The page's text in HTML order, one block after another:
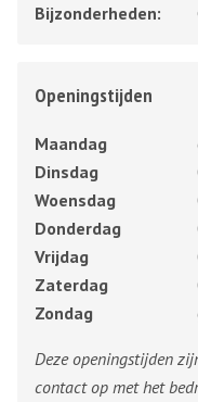
Bijzonderheden:
Openingstijden
Maandag
Dinsdag
Woensdag
Donderdag
Vrijdag
Zaterdag
Zondag
Deze openingstijden
contact op met het